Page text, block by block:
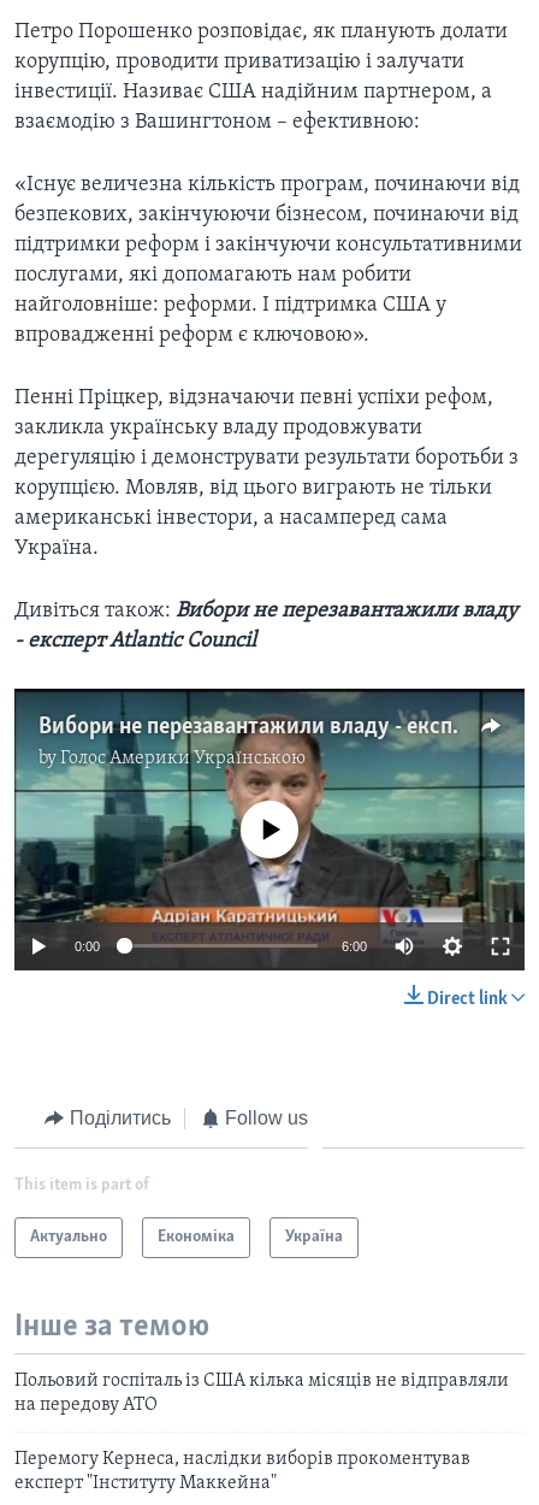
Петро Порошенко розповідає, як планують долати
корупцію, проводити приватизацію і залучати
інвестиції. Називає США надійним партнером, а
взаємодію з Вашингтоном – ефективною:
«Існує величезна кількість програм, починаючи від
безпекових, закінчуюючи бізнесом, починаючи від
підтримки реформ і закінчуючи консультативними
послугами, які допомагають нам робити
найголовніше: реформи. І підтримка США у
впровадженні реформ є ключовою».
Пенні Пріцкер, відзначаючи певні успіхи рефом,
закликла українську владу продовжувати
дерегуляцію і демонструвати результати боротьби з
корупцією. Мовляв, від цього виграють не тільки
американські інвестори, а насамперед сама
Україна.
Дивіться також: Вибори не перезавантажили владу
- експерт Atlantic Council
Вибори не перезавантажили владу - експерт Atlantic Council. Відео
byГолос Америки Українською
No media source currently available
0:00 6:00
Direct link
Поділитись Follow us
This item is part of
Актуально Економіка Україна
Інше за темою
Польовий госпіталь із США кілька місяців не відправляли
на передову АТО
Перемогу Кернеса, наслідки виборів прокоментував
експерт "Інституту Маккейна"